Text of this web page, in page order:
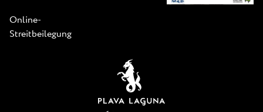
Online-
Streitbeilegung